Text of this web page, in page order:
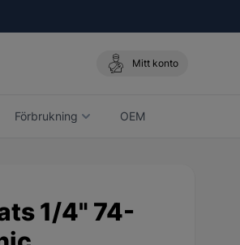
Mitt konto
Förbrukning OEM
1/4" 74-